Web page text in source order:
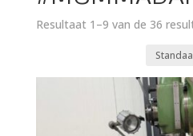
Resultaat 1–9 van de 36